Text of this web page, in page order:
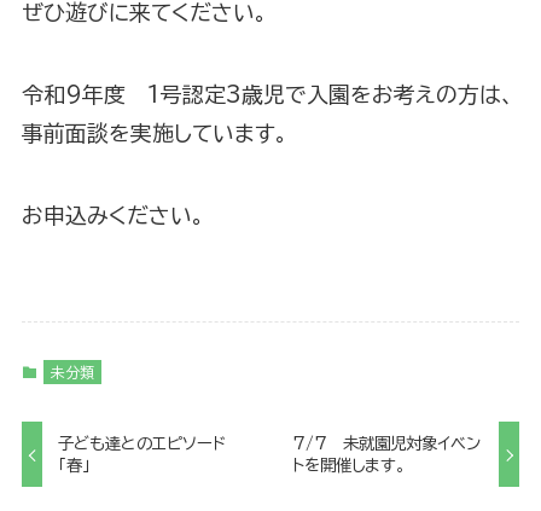
ぜひ遊びに来てください。
令和9年度 1号認定3歳児で入園をお考えの方は、
事前面談を実施しています。
お申込みください。
未分類
子ども達とのエピソード
「春」
7/7 未就園児対象イベン
トを開催します。